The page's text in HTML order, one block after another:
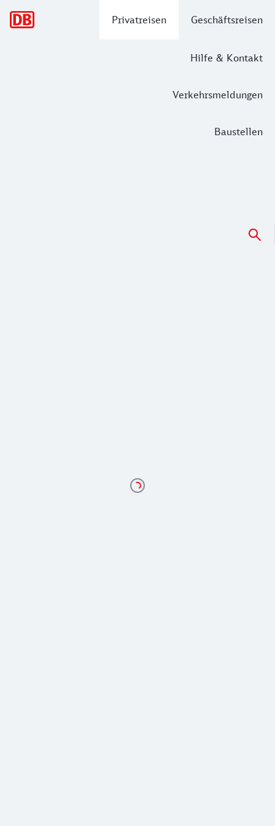
Privatreisen Geschäftsreisen
Hilfe & Kontakt
Verkehrsmeldungen
Baustellen